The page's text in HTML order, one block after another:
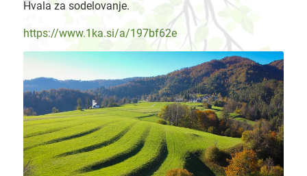
Hvala za sodelovanje.
https://www.1ka.si/a/197bf62e